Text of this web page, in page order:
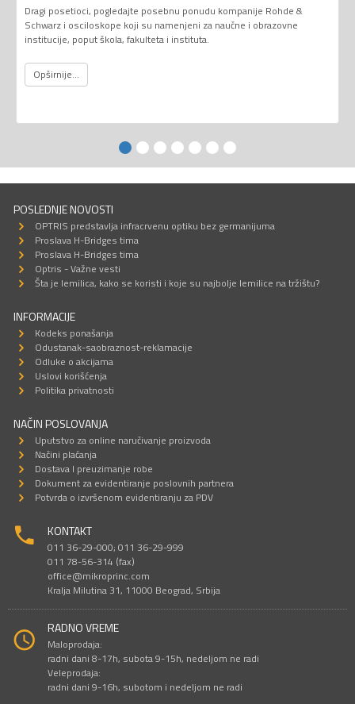
Dragi posetioci, pogledajte posebnu ponudu kompanije Rohde &
Schwarz i osciloskope koji su namenjeni za naučne i obrazovne
institucije, poput škola, fakulteta i instituta.
Opširnije...
POSLEDNJE NOVOSTI
OPTRIS predstavlja infracrvenu optiku bez germanijuma
Proslava H-Bridges tima
Proslava H-Bridges tima
Optris - Važne vesti
Šta je lemilica, kako se koristi i koje su najbolje lemilice na tržištu?
INFORMACIJE
Kodeks ponašanja
Odustanak-saobraznost-reklamacije
Odluke o akcijama
Uslovi korišćenja
Politika privatnosti
NAČIN POSLOVANJA
Uputstvo za online naručivanje proizvoda
Načini plaćanja
Dostava I preuzimanje robe
Dokument za evidentiranje poslovnih partnera
Potvrda o izvršenom evidentiranju za PDV
KONTAKT
011 36-29-000; 011 36-29-999
011 78-56-314 (fax)
office@mikroprinc.com
Kralja Milutina 31, 11000 Beograd, Srbija
RADNO VREME
Maloprodaja:
radni dani 8-17h, subota 9-15h, nedeljom ne radi
Veleprodaja:
radni dani 9-16h, subotom i nedeljom ne radi